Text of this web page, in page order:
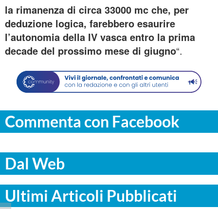
la rimanenza di circa 33000 mc che, per
deduzione logica, farebbero esaurire
l’autonomia della IV vasca entro la prima
decade del prossimo mese di giugno“.
Commenta con Facebook
Dal Web
Ultimi Articoli Pubblicati